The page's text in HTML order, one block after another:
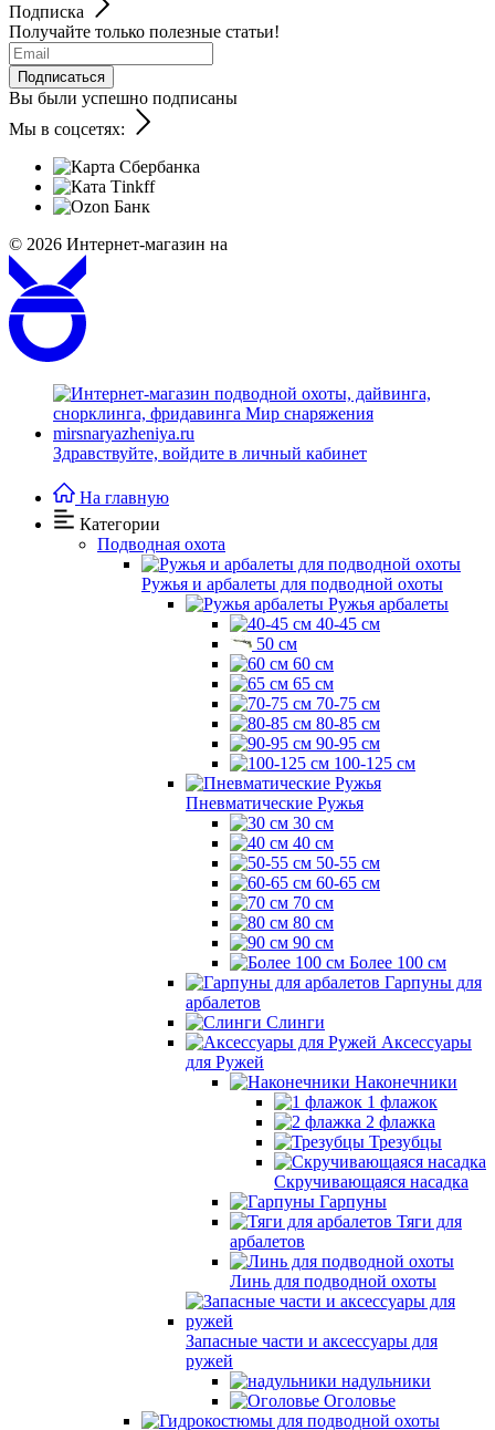
Подписка
Получайте только полезные статьи!
Подписаться
Вы были успешно подписаны
Мы в соцсетях:
© 2026 Интернет-магазин на
Здравствуйте, войдите в личный кабинет
На главную
Категории
Подводная охота
Ружья и арбалеты для подводной охоты
Ружья арбалеты
40-45 см
50 см
60 см
65 см
70-75 см
80-85 см
90-95 см
100-125 см
Пневматические Ружья
30 см
40 см
50-55 см
60-65 см
70 см
80 см
90 см
Более 100 см
Гарпуны для
арбалетов
Слинги
Аксессуары
для Ружей
Наконечники
1 флажок
2 флажка
Трезубцы
Скручивающаяся насадка
Гарпуны
Тяги для
арбалетов
Линь для подводной охоты
Запасные части и аксессуары для
ружей
надульники
Оголовье